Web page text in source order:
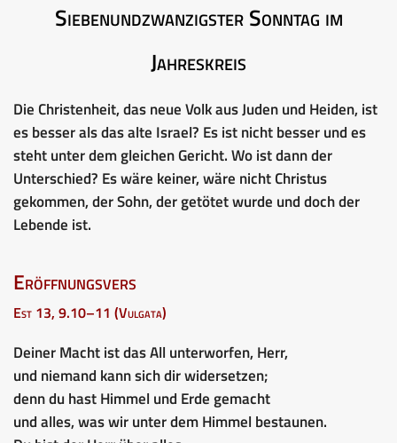
Siebenundzwanzigster Sonntag im
Jahreskreis
Die Christenheit, das neue Volk aus Juden und Heiden, ist
es besser als das alte Israel? Es ist nicht besser und es
steht unter dem gleichen Gericht. Wo ist dann der
Unterschied? Es wäre keiner, wäre nicht Christus
gekommen, der Sohn, der getötet wurde und doch der
Lebende ist.
Eröffnungsvers
Est 13, 9.10–11 (Vulgata)
Deiner Macht ist das All unterworfen, Herr,
und niemand kann sich dir widersetzen;
denn du hast Himmel und Erde gemacht
und alles, was wir unter dem Himmel bestaunen.